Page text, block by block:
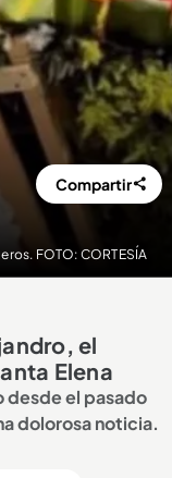
FOTO: CORTESÍA
Compartir
el
Elena
desde el pasado
dolorosa noticia.